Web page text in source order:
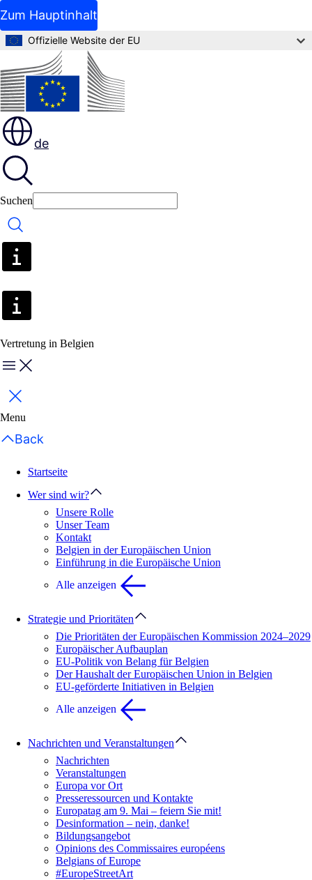
Zum Hauptinhalt
Offizielle Website der EU
de
Suchen
Suchen
Vertretung in Belgien
Menu
Schließen
Menu
Back
Startseite
Wer sind wir?
Unsere Rolle
Unser Team
Kontakt
Belgien in der Europäischen Union
Einführung in die Europäische Union
Alle anzeigen
Strategie und Prioritäten
Die Prioritäten der Europäischen Kommission 2024–2029
Europäischer Aufbauplan
EU-Politik von Belang für Belgien
Der Haushalt der Europäischen Union in Belgien
EU-geförderte Initiativen in Belgien
Alle anzeigen
Nachrichten und Veranstaltungen
Nachrichten
Veranstaltungen
Europa vor Ort
Presseressourcen und Kontakte
Europatag am 9. Mai – feiern Sie mit!
Desinformation – nein, danke!
Bildungsangebot
Opinions des Commissaires européens
Belgians of Europe
#EuropeStreetArt